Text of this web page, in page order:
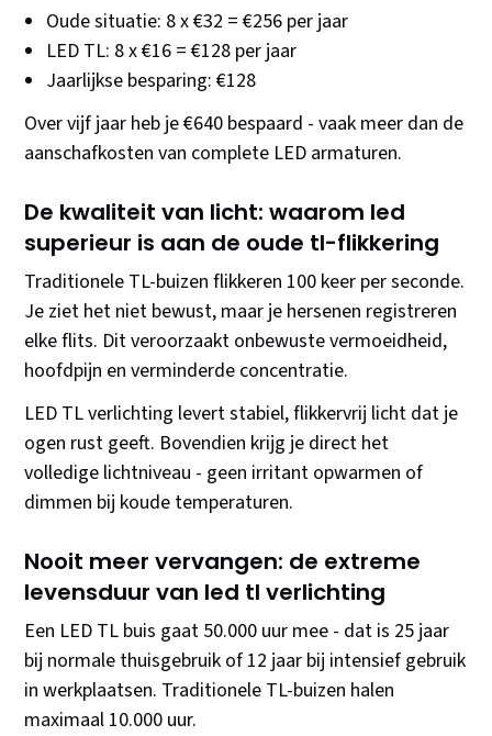
Oude situatie: 8 x €32 = €256 per jaar
LED TL: 8 x €16 = €128 per jaar
Jaarlijkse besparing: €128
Over vijf jaar heb je €640 bespaard - vaak meer dan de
aanschafkosten van complete LED armaturen.
De kwaliteit van licht: waarom led
superieur is aan de oude tl-flikkering
Traditionele TL-buizen flikkeren 100 keer per seconde.
Je ziet het niet bewust, maar je hersenen registreren
elke flits. Dit veroorzaakt onbewuste vermoeidheid,
hoofdpijn en verminderde concentratie.
LED TL verlichting levert stabiel, flikkervrij licht dat je
ogen rust geeft. Bovendien krijg je direct het
volledige lichtniveau - geen irritant opwarmen of
dimmen bij koude temperaturen.
Nooit meer vervangen: de extreme
levensduur van led tl verlichting
Een LED TL buis gaat 50.000 uur mee - dat is 25 jaar
bij normale thuisgebruik of 12 jaar bij intensief gebruik
in werkplaatsen. Traditionele TL-buizen halen
maximaal 10.000 uur.